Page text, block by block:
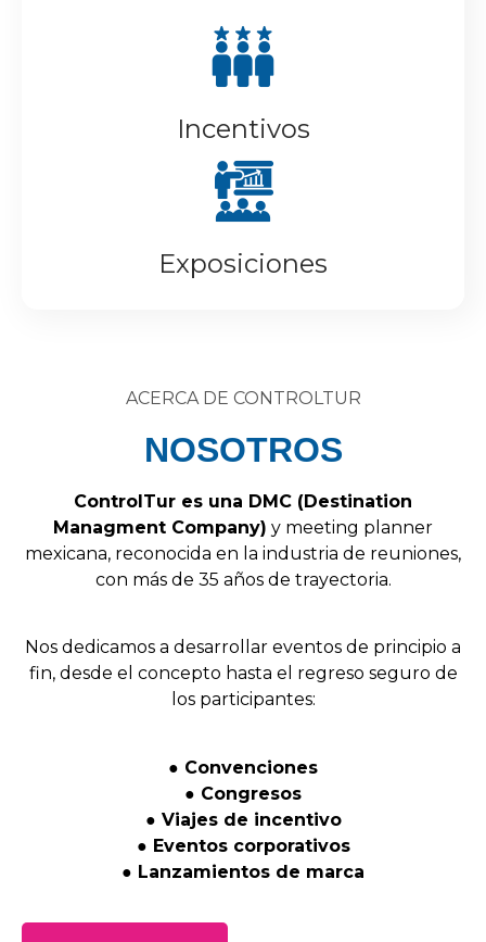
Incentivos
Exposiciones
ACERCA DE CONTROLTUR
NOSOTROS
ControlTur es una DMC (Destination
Managment Company) y meeting planner
mexicana, reconocida en la industria de reuniones,
con más de 35 años de trayectoria.
Nos dedicamos a desarrollar eventos de principio a
fin, desde el concepto hasta el regreso seguro de
los participantes:
● Convenciones
● Congresos
● Viajes de incentivo
● Eventos corporativos
● Lanzamientos de marca